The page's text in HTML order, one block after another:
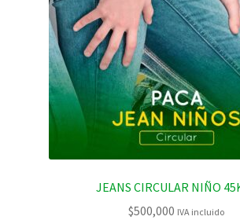
JEANS CIRCULAR NIÑO
$500,000 IVA incluido